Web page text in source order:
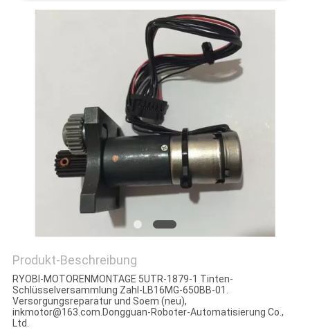
SITEMAP
Produkt-Beschreibung
RYOBI-MOTORENMONTAGE 5UTR-1879-1 Tinten-
Schlüsselversammlung Zahl-LB16MG-650BB-01.
Versorgungsreparatur und Soem (neu),
inkmotor@163.com.Dongguan-Roboter-Automatisierung Co.,
Ltd.